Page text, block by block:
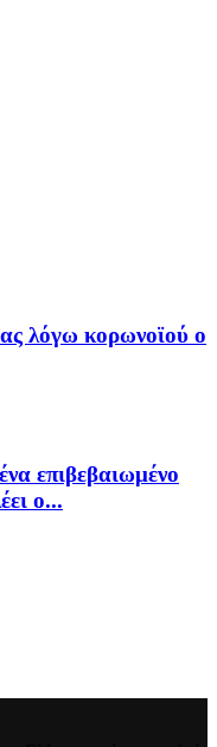
λόγω κορωνοϊού ο
επιβεβαιωμένο
ο...